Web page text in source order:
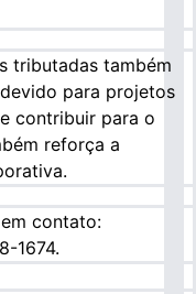
tributadas também
para projetos
contribuir para o
reforça a
contato:
1674.